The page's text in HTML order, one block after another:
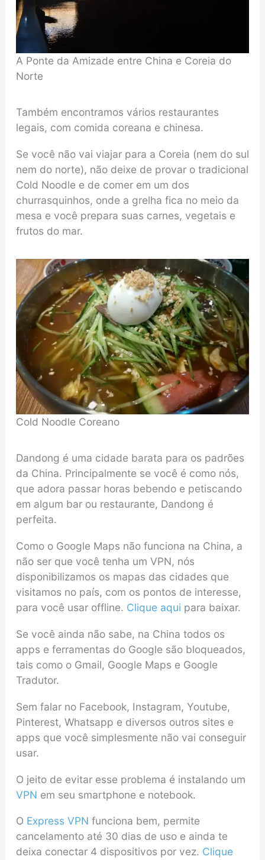
A Ponte da Amizade entre China e Coreia do
Norte
Também encontramos vários restaurantes
legais, com comida coreana e chinesa.
Se você não vai viajar para a Coreia (nem do sul
nem do norte), não deixe de provar o tradicional
Cold Noodle e de comer em um dos
churrasquinhos, onde a grelha fica no meio da
mesa e você prepara suas carnes, vegetais e
frutos do mar.
Cold Noodle Coreano
Dandong é uma cidade barata para os padrões
da China. Principalmente se você é como nós,
que adora passar horas bebendo e petiscando
em algum bar ou restaurante, Dandong é
perfeita.
Como o Google Maps não funciona na China, a
não ser que você tenha um VPN, nós
disponibilizamos os mapas das cidades que
visitamos no país, com os pontos de interesse,
para você usar offline. Clique aqui para baixar.
Se você ainda não sabe, na China todos os
apps e ferramentas do Google são bloqueados,
tais como o Gmail, Google Maps e Google
Tradutor.
Sem falar no Facebook, Instagram, Youtube,
Pinterest, Whatsapp e diversos outros sites e
apps que você simplesmente não vai conseguir
usar.
O jeito de evitar esse problema é instalando um
VPN em seu smartphone e notebook.
O Express VPN funciona bem, permite
cancelamento até 30 dias de uso e ainda te
deixa conectar 4 dispositivos por vez. Clique